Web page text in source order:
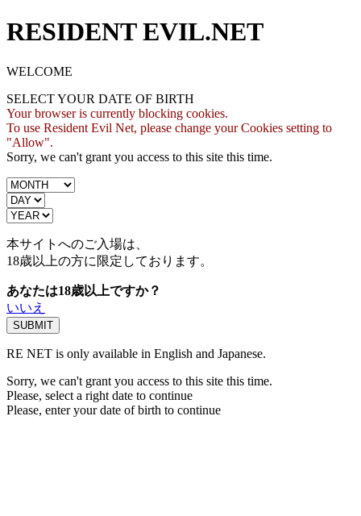
RESIDENT EVIL.NET
WELCOME
SELECT YOUR DATE OF BIRTH
Your browser is currently blocking cookies.
To use Resident Evil Net, please change your Cookies setting to
"Allow".
Sorry, we can't grant you access to this site this time.
本サイトへのご入場は、
18歳以上の方に限定しております。
あなたは18歳以上ですか？
いいえ
RE NET is only available in English and Japanese.
Sorry, we can't grant you access to this site this time.
Please, select a right date to continue
Please, enter your date of birth to continue